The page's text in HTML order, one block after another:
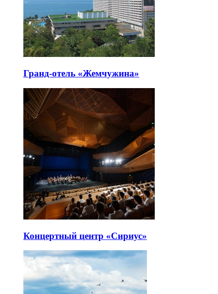
Гранд-отель «Жемчужина»
Концертный центр «Сириус»